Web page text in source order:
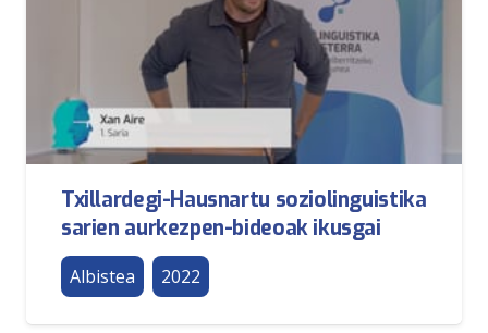
Txillardegi-Hausnartu soziolinguistika
sarien aurkezpen-bideoak ikusgai
Albistea 2022